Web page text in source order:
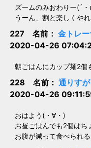
ズームのみおわりー(´
うーん、割と楽しくや
227 名前： 金トレ
2020-04-26
朝ごはんにカップ麺2
228 名前： 通りす
2020-04-26
おはよう(・∀・)
お昼ごはんでも2個はち
お腹が減って食べられ